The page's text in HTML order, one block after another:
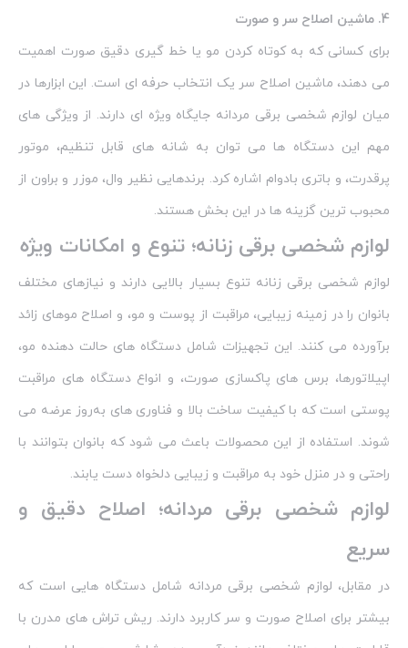
4. ماشین اصلاح سر و صورت
برای کسانی که به کوتاه‌ کردن مو یا خط‌ گیری دقیق صورت اهمیت
می‌ دهند، ماشین اصلاح سر یک انتخاب حرفه‌ ای است. این ابزارها در
میان لوازم شخصی برقی مردانه جایگاه ویژه‌ ای دارند. از ویژگی‌ های
مهم این دستگاه‌ ها می‌ توان به شانه‌ های قابل تنظیم، موتور
پرقدرت، و باتری بادوام اشاره کرد. برندهایی نظیر وال، موزر و براون از
محبوب‌ ترین گزینه‌ ها در این بخش هستند.
لوازم شخصی برقی زنانه؛ تنوع و امکانات ویژه
لوازم شخصی برقی زنانه تنوع بسیار بالایی دارند و نیازهای مختلف
بانوان را در زمینه زیبایی، مراقبت از پوست و مو، و اصلاح موهای زائد
برآورده می‌ کنند. این تجهیزات شامل دستگاه‌ های حالت‌ دهنده مو،
اپیلاتورها، برس‌ های پاکسازی صورت، و انواع دستگاه‌ های مراقبت
پوستی است که با کیفیت ساخت بالا و فناوری‌ های به‌روز عرضه می‌
شوند. استفاده از این محصولات باعث می‌ شود که بانوان بتوانند با
راحتی و در منزل خود به مراقبت و زیبایی دلخواه دست یابند.
لوازم شخصی برقی مردانه؛ اصلاح دقیق و
سریع
در مقابل، لوازم شخصی برقی مردانه شامل دستگاه‌ هایی است که
بیشتر برای اصلاح صورت و سر کاربرد دارند. ریش تراش‌ های مدرن با